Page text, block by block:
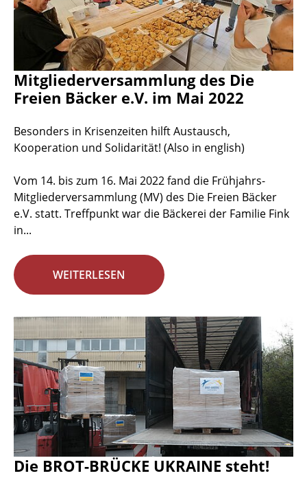
Mitgliederversammlung des Die
Freien Bäcker e.V. im Mai 2022
Besonders in Krisenzeiten hilft Austausch,
Kooperation und Solidarität! (Also in english)
Vom 14. bis zum 16. Mai 2022 fand die Frühjahrs-
Mitgliederversammlung (MV) des Die Freien Bäcker
e.V. statt. Treffpunkt war die Bäckerei der Familie Fink
in...
WEITERLESEN
Die BROT-BRÜCKE UKRAINE steht!